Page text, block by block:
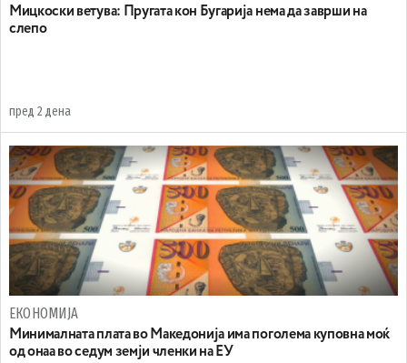
Mицкоски ветува: Пругата кон Бугарија нема да заврши на
слепо
пред 2 дена
ЕКОНОМИЈА
Минималната плата во Македонија има поголема куповна моќ
од онаа во седум земји членки на ЕУ